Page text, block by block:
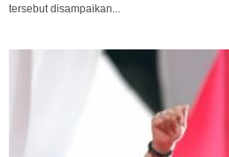
tersebut disampaikan...